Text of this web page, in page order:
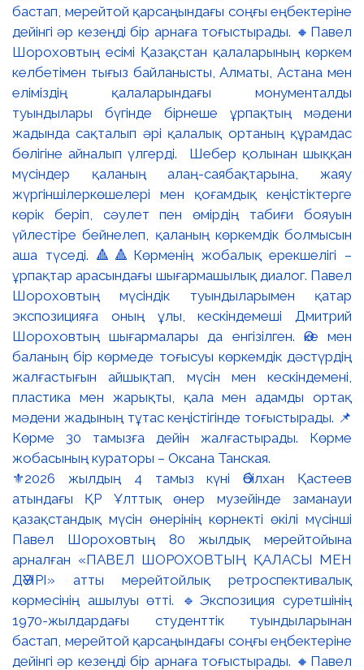
⚜️2026 жылдың 4 тамыз күні Әбілхан Қастеев
атындағы ҚР Ұлттық өнер музейінде заманауи
қазақстандық мүсін өнерінің көрнекті өкілі мүсінші
Павел Шороховтың 80 жылдық мерейтойына
арналған «ПАВЕЛ ШОРОХОВТЫҢ ҚАЛАСЫ МЕН
ДӘУІРІ» атты мерейтойлық ретроспективалық
көрмесінің ашылуы өтті. 🔹Экспозиция суретшінің
1970-жылдардағы студенттік туындыларынан
бастап, мерейтой қарсаңындағы соңғы еңбектеріне
дейінгі әр кезеңді бір арнаға тоғыстырады. 🔸Павел